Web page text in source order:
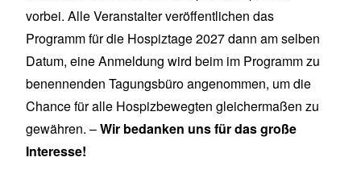
vorbei. Alle Veranstalter veröffentlichen das
Programm für die Hospiztage 2027 dann am selben
Datum, eine Anmeldung wird beim im Programm zu
benennenden Tagungsbüro angenommen, um die
Chance für alle Hospizbewegten gleichermaßen zu
gewähren. –Wir bedanken uns für das große
Interesse!